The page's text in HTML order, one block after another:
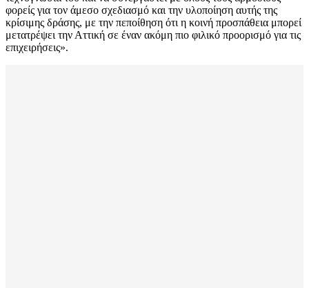
φορείς για τον άμεσο σχεδιασμό και την υλοποίηση αυτής της
κρίσιμης δράσης, με την πεποίθηση ότι η κοινή προσπάθεια μπορεί
μετατρέψει την Αττική σε έναν ακόμη πιο φιλικό προορισμό για τις
επιχειρήσεις».